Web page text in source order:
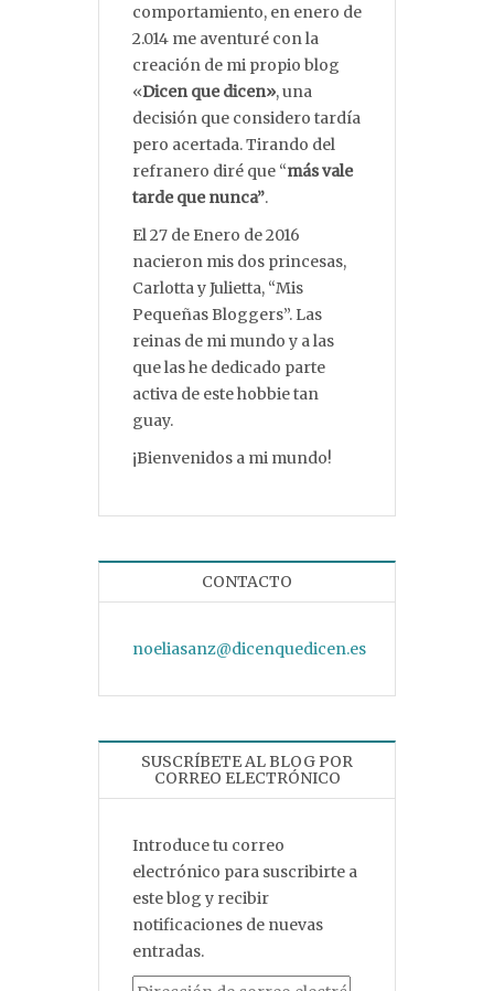
comportamiento, en enero de
2.014 me aventuré con la
creación de mi propio blog
«Dicen que dicen», una
decisión que considero tardía
pero acertada. Tirando del
refranero diré que “más vale
tarde que nunca”.
El 27 de Enero de 2016
nacieron mis dos princesas,
Carlotta y Julietta, “Mis
Pequeñas Bloggers”. Las
reinas de mi mundo y a las
que las he dedicado parte
activa de este hobbie tan
guay.
¡Bienvenidos a mi mundo!
CONTACTO
noeliasanz@dicenquedicen.es
SUSCRÍBETE AL BLOG POR
CORREO ELECTRÓNICO
Introduce tu correo
electrónico para suscribirte a
este blog y recibir
notificaciones de nuevas
entradas.